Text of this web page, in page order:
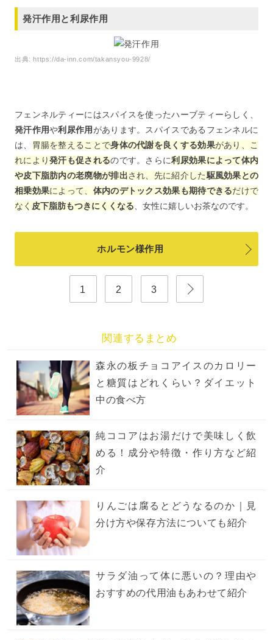
発汗作用と利尿作用
出典:https://da-inn.com/takansyou-9928/
フェンネルティーにはスパイスを使ったハーブティーらしく、
発汗作用や利尿作用があります。スパイスであるフェンネルに
は、
胃腸を整えることで身体の代謝を良くする効果があり、こ
れにより発汗も促されるのです。さらに利尿効果によって体内
や皮下脂肪内の老廃物が排出され、先に紹介した駆風効果との
相乗効果によって、 体内のデトックス効果も期待できるだけで
なく 皮下脂肪もつきにくくなる 、女性に嬉しいお茶なのです。
ホルモン様作用
1 2 3
関連するまとめ
森永の板チョコアイスのカロリー
と糖質はどれくらい？ダイエット
中の食べ方
純ココアはお湯だけで美味しく飲
める！成分や特徴・作り方など紹
介
りんごは腐るとどうなるのか｜見
分け方や保存方法についても紹介
サラダ油って体に悪いの？理由や
おすすめの代用油もあわせて紹介